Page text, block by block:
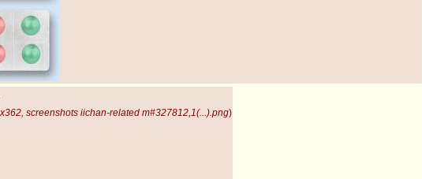
screenshots iichan-related m#327812,1(...).png)